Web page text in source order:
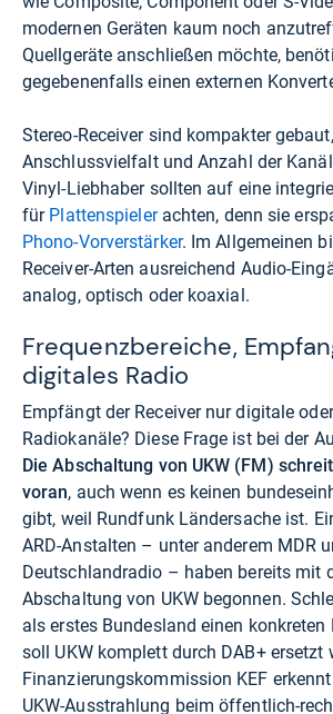
modernen Geräten kaum noch
Quellgeräte anschließen möchte,
gegebenenfalls einen externen
Stereo-Receiver sind kompakter
Anschlussvielfalt und Anzahl der
Vinyl-Liebhaber sollten auf eine
für Plattenspielerachten, denn sie
Phono-Vorverstärker. Im Allgemeinen
Receiver-Arten ausreichend Audio-
analog, optisch oder koaxial.
Frequenzbereiche,
digitales Radio
Empfängt der Receiver nur digitale
Radiokanäle? Diese Frage ist bei der
Die Abschaltung von UKW (FM)
voran, auch wenn es keinen
gibt, weil Rundfunk Ländersache ist.
ARD-Anstalten – unter anderem MDR
Deutschlandradio – haben bereits mit
Abschaltung von UKW begonnen.
als erstes Bundesland einen konkreten
soll UKW komplett durch DAB+ ersetzt
Finanzierungskommission KEF
UKW-Ausstrahlung beim öffentlich-